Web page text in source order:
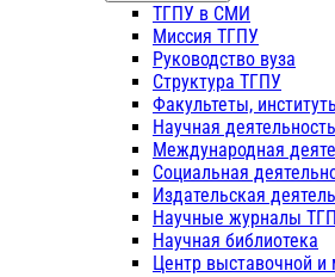
ТГПУ в СМИ
Миссия ТГПУ
Руководство вуза
Структура ТГПУ
Факультеты,
Научная деятельность
Международная
Социальная
Издательская
Научные журналы
Научная библиотека
Центр выставочной и